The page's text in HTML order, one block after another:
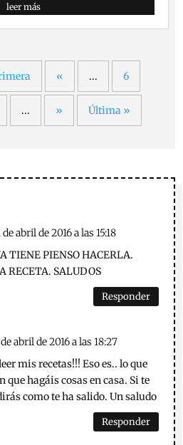
leer más
« ... 6
... » Última »
de abril de 2016 a las 15:18
TIENE PIENSO HACERLA.
RECETA. SALUDOS
Responder
de abril de 2016 a las 18:27
mis recetas!!! Eso es.. lo que
que hagáis cosas en casa. Si te
como te ha salido. Un saludo
Responder